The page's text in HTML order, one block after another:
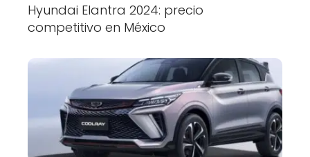
Hyundai Elantra 2024: precio
competitivo en México